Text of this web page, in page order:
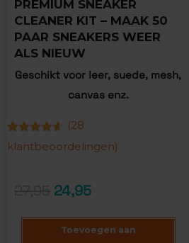
PREMIUM SNEAKER
CLEANER KIT – MAAK 50
PAAR SNEAKERS WEER
ALS NIEUW
Geschikt voor leer, suede, mesh,
canvas enz.
Gewaardeerd
4.54 op 5
28
klantbeoordelingen
(28
klantbeoordelingen)
24,95
Toevoegen aan